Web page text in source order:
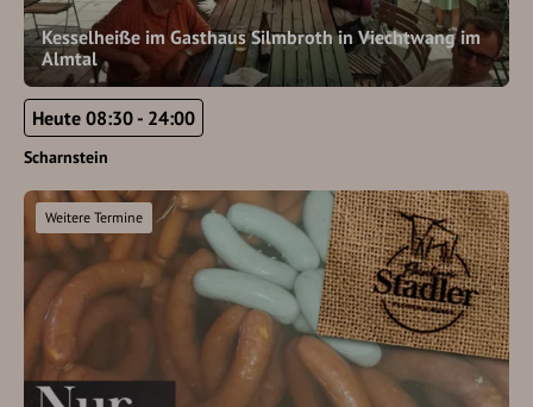
Kesselheiße im Gasthaus Silmbroth in Viechtwang im
Almtal
Heute 08:30 - 24:00
Scharnstein
Weitere Termine